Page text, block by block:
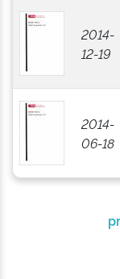
2014-
12-19
2014-
06-18